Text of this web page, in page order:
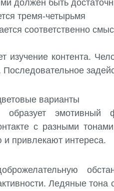
должен быть
тремя-четырьмя
соответственно
изучение контента.
варианты
образует
с разными
и привлекают интереса.
Ледяные тона